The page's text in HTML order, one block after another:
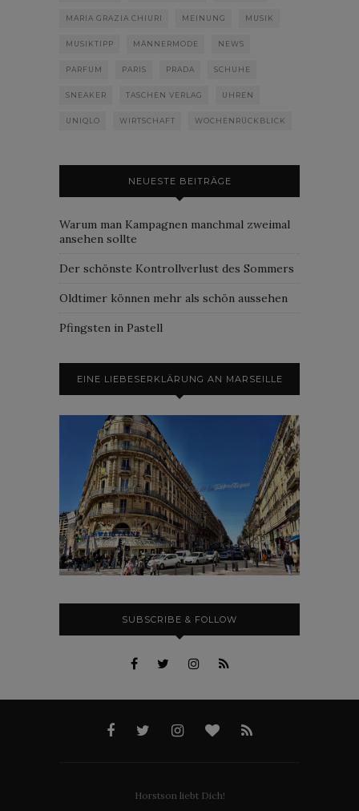
MARIA GRAZIA CHIURI MEINUNG MUSIK
MUSIKTIPP MÄNNERMODE NEWS
PARFUM PARIS PRADA SCHUHE
SNEAKER TASCHEN VERLAG UHREN
UNIQLO WIRTSCHAFT WOCHENRÜCKBLICK
NEUESTE BEITRÄGE
Warum man Kampagnen manchmal zweimal
ansehen sollte
Der schönste Kontrollverlust des Sommers
Oldtimer können mehr als schön aussehen
Pfingsten in Pastell
EINE LIEBESERKLÄRUNG AN MARSEILLE
SUBSCRIBE & FOLLOW
Horstson liebt Dich!